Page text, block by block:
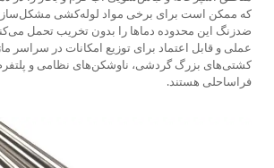
که ممکن است برای برخی مواد لوله‌کشی مشکل‌ساز
ضدزنگ این محدوده دماها را بدون تخریب تحمل
عملی و قابل اعتماد برای توزیع امکانات در سراسر
کشتی‌های بزرگ گردشی، ناوشکن‌های نظامی و
فراساحلی هستند.